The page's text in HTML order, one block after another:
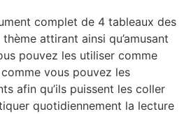
complet de 4 tableaux des
attirant ainsi qu’amusant
pouvez les utiliser comme
vous pouvez les
afin qu’ils puissent les coller
quotidiennement la lecture